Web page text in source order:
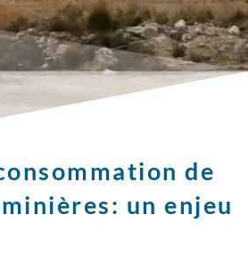
de
un enjeu